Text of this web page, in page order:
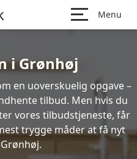
Menu
i Grønhøj
en uoverskuelig opgave –
tilbud. Men hvis du
vores tilbudstjeneste, får
trygge måder at få nyt